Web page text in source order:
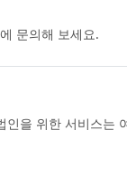
문의해 보세요.
을 위한 서비스는